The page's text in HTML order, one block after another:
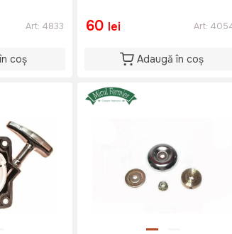
Art: 4833
coș
60 lei Art:
Adaugă în coș